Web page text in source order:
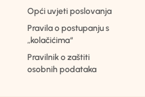
Opći uvjeti poslovanja
Pravila o postupanju s
„kolačićima“
Pravilnik o zaštiti
osobnih podataka